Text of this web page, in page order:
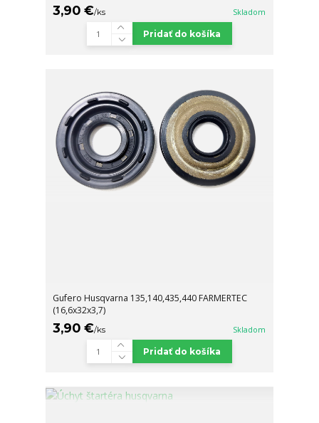
3,90 €/ks Skladom
Pridať do košíka
Gufero Husqvarna 135,140,435,440 FARMERTEC
(16,6x32x3,7)
3,90 €/ks Skladom
Pridať do košíka